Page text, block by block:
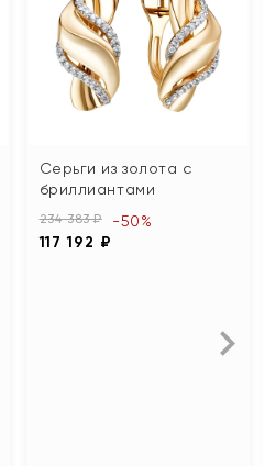
Серьги из золота с
бриллиантами
234 383 ₽
117 192 ₽
-50%